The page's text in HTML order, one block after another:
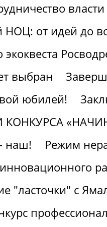
НОЦ: от идей до
экоквеста
выбран
юбилей!
КОНКУРСА
наш!
Режим
"ласточки" с